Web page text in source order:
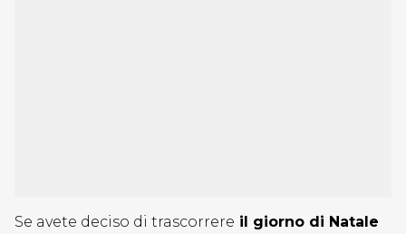
Se avete deciso di trascorrere il giorno di Natale